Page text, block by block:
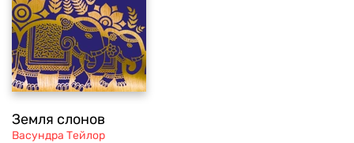
Земля слонов
Васундра Тейлор